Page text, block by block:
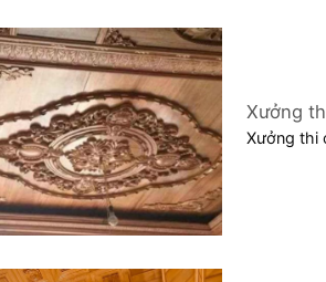
Xưởng
1 Hải
Xưởng thi